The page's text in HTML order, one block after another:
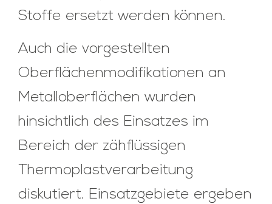
Stoffe ersetzt werden können.
Auch die vorgestellten
Oberflächenmodifikationen an
Metalloberflächen wurden
hinsichtlich des Einsatzes im
Bereich der zähflüssigen
Thermoplastverarbeitung
diskutiert. Einsatzgebiete ergeben